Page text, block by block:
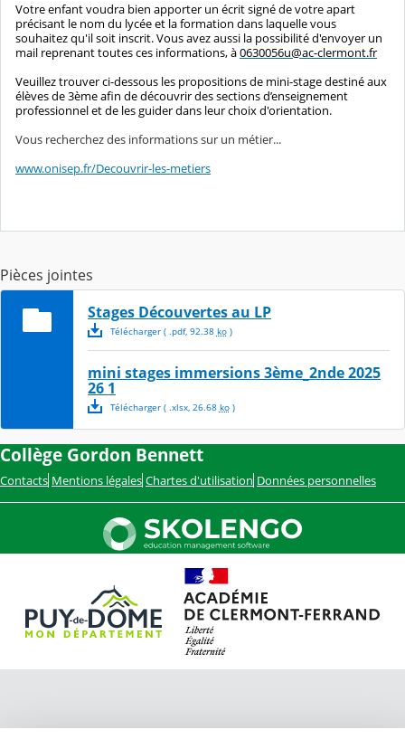
Votre enfant voudra bien apporter un écrit signé de votre apart
précisant le nom du lycée et la formation dans laquelle vous
souhaitez qu'il soit inscrit. Vous avez aussi la possibilité d'envoyer un
mail reprenant toutes ces informations, à0630056u@ac-clermont.fr
Veuillez trouver ci-dessous les propositions de mini-stage destiné aux
élèves de 3ème afin de découvrir des sections d’enseignement
professionnel et de les guider dans leur choix d'orientation.
Vous recherchez des informations sur un métier...
www.onisep.fr/Decouvrir-les-metiers
Pièces jointes
Stages Découvertes au LP
Télécharger( .pdf, 92.38 ko)
mini stages immersions 3ème_2nde 2025
26 1
Télécharger( .xlsx, 26.68 ko)
Collège Gordon Bennett
Contacts Mentions légales Chartes d'utilisation Données personnelles